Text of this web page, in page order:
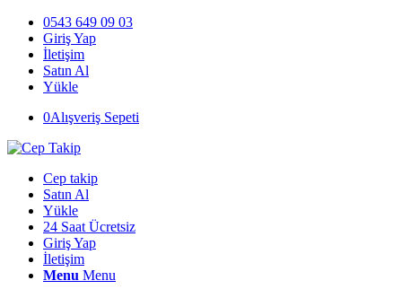
0543 649 09 03
Giriş Yap
İletişim
Satın Al
Yükle
0Alışveriş Sepeti
Cep takip
Satın Al
Yükle
24 Saat Ücretsiz
Giriş Yap
İletişim
Menu Menu